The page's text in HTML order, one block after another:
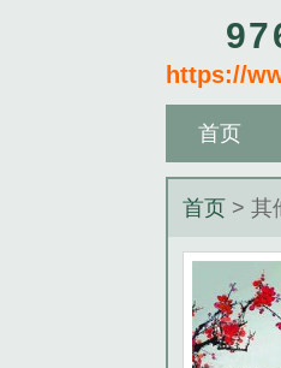
https://
首页
首页 >